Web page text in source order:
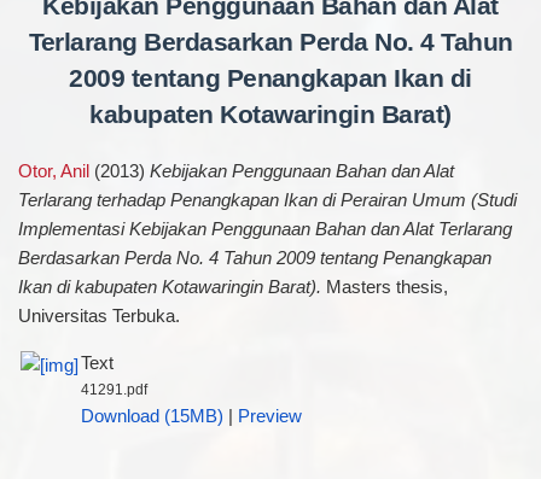
Terlarang Berdasarkan Perda No. 4 Tahun
2009 tentang Penangkapan Ikan di
kabupaten Kotawaringin Barat)
Otor, Anil (2013) Kebijakan Penggunaan Bahan dan Alat
Terlarang terhadap Penangkapan Ikan di Perairan Umum (Studi
Implementasi Kebijakan Penggunaan Bahan dan Alat Terlarang
Berdasarkan Perda No. 4 Tahun 2009 tentang Penangkapan
Ikan di kabupaten Kotawaringin Barat). Masters thesis,
Universitas Terbuka.
Text
41291.pdf
Download (15MB) Preview